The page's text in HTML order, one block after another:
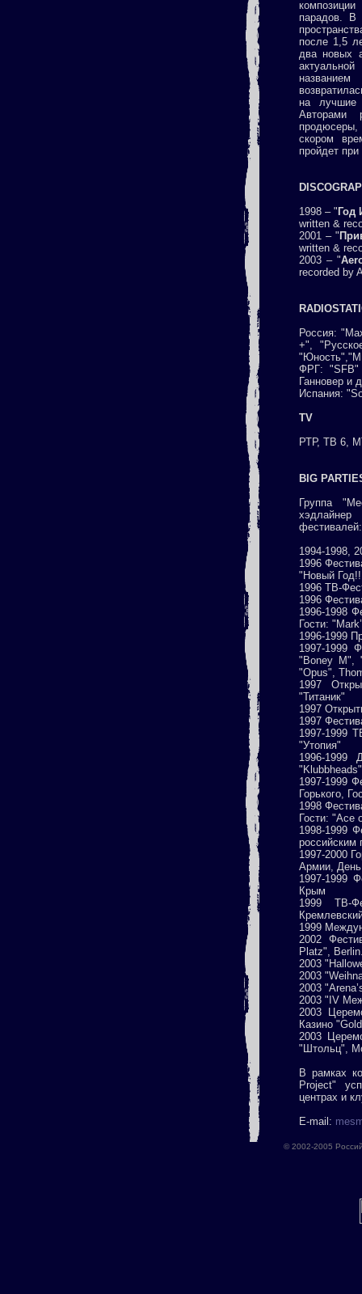
парадов. В
после 1,5
два новых
на лучшие
Авторами
продюсеры,
скором
пройдет
1998 – "Год
written &
2001 – "
written &
2003 – "
recorded by
Россия:
+",
"Юность","М
ФРГ: "SFB"
Ганновер и
Испания:
TV
РТР, ТВ 6,
BIG
Группа
фестивалей:
1994-1998,
1996
"Новый
1996 ТВ-
1996
1996-1998
Гости:
1996-1999
1997-1999
"Boney M",
"Opus",
1997
"Титаник"
1997
1997
1997-1999
"Утопия"
1996-1999
1997-1999
Горького,
1998
Гости: "Ace
1998-1999
российским
1997-2000
Армии,
1997-1999
Крым
1999 ТВ-
1999
2002
Platz",
2003
2003
2003
2003 "IV
2003
Казино
2003
"Штольц",
В рамках
Project"
центрах и
E-mail:
© 2002-2005